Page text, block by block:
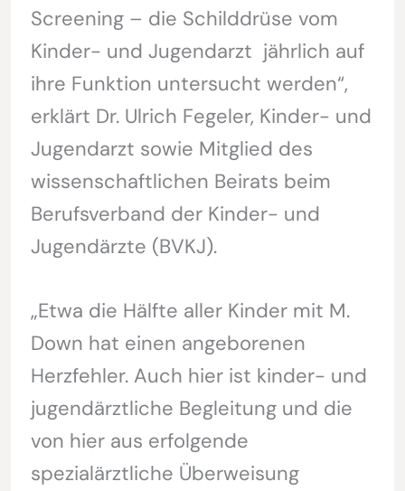
Screening – die Schilddrüse vom
Kinder- und Jugendarzt jährlich auf
ihre Funktion untersucht werden“,
erklärt Dr. Ulrich Fegeler, Kinder- und
Jugendarzt sowie Mitglied des
wissenschaftlichen Beirats beim
Berufsverband der Kinder- und
Jugendärzte (BVKJ).
„Etwa die Hälfte aller Kinder mit M.
Down hat einen angeborenen
Herzfehler. Auch hier ist kinder- und
jugendärztliche Begleitung und die
von hier aus erfolgende
spezialärztliche Überweisung